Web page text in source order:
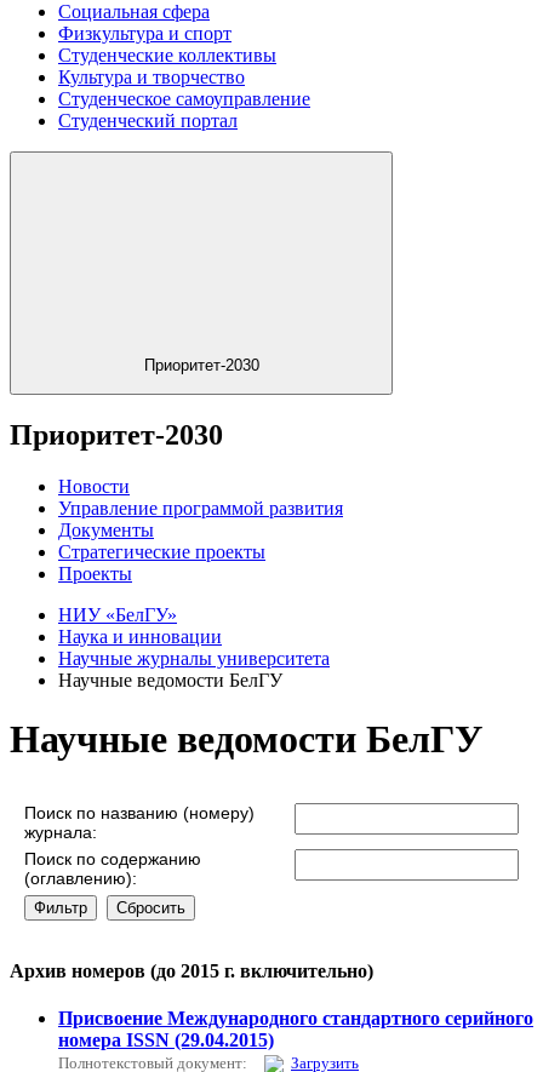
Социальная сфера
Физкультура и спорт
Студенческие коллективы
Культура и творчество
Студенческое самоуправление
Студенческий портал
Приоритет-2030
Приоритет-2030
Новости
Управление программой развития
Документы
Стратегические проекты
Проекты
НИУ «БелГУ»
Наука и инновации
Научные журналы университета
Научные ведомости БелГУ
Научные ведомости БелГУ
Поиск по названию (номеру)
журнала:
Поиск по содержанию
(оглавлению):
Архив номеров (до 2015 г. включительно)
Присвоение Международного стандартного серийного
номера ISSN (29.04.2015)
Полнотекстовый документ: Загрузить